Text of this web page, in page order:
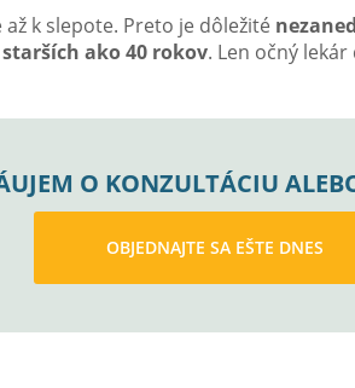
až k slepote. Preto je dôležité
ako 40 rokov. Len očný
O KONZULTÁCIU
OBJEDNAJTE SA EŠTE DNES